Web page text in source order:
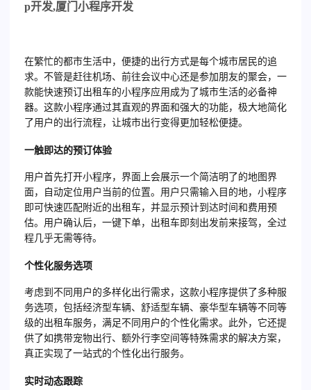
p开发,厦门小程序开发
在繁忙的都市生活中，便捷的出行方式是每个城市居民的追
求。不管是赶往机场、前往会议中心还是参加朋友的聚会，一
款能快速预订出租车的小程序应用成为了城市生活的必备神
器。这款小程序通过其直观的界面和强大的功能，极大地简化
了用户的出行流程，让城市出行变得更加轻松便捷。
一触即达的预订体验
用户首先打开小程序，界面上会展示一个简洁明了的地图界
面，自动定位用户当前的位置。用户只需输入目的地，小程序
即可快速匹配附近的出租车，并显示预计到达时间和费用预
估。用户确认后，一键下单，出租车即刻出发前来接驾，全过
程几乎无需等待。
个性化服务选项
考虑到不同用户的多样化出行需求，这款小程序提供了多种服
务选项，包括经济型车辆、舒适型车辆、豪华型车辆等不同等
级的出租车服务，满足不同用户的个性化需求。此外，它还提
供了如携带宠物出行、额外行李空间等特殊需求的解决方案，
真正实现了一站式的个性化出行服务。
实时动态跟踪